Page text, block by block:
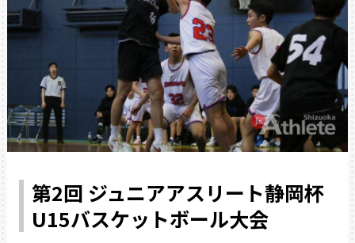
第2回 ジュニアアスリート静岡杯
U15バスケットボール大会